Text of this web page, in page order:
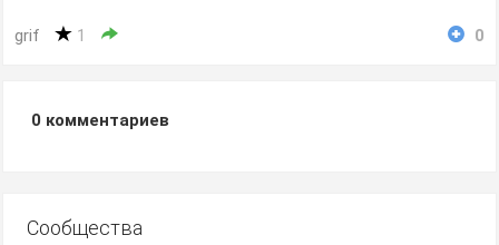
grif 1 0
0 комментариев
Сообщества